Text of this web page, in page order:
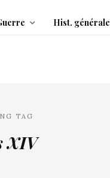
Hist. générale
TAG
XIV